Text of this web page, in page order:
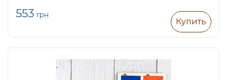
553 грн
Купить